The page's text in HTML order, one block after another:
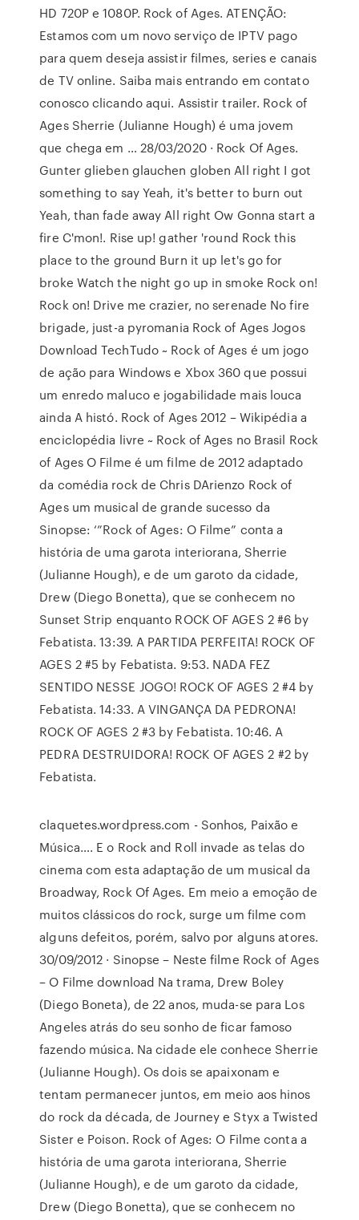
HD 720P e 1080P. Rock of Ages. ATENÇÃO:
Estamos com um novo serviço de IPTV pago
para quem deseja assistir filmes, series e canais
de TV online. Saiba mais entrando em contato
conosco clicando aqui. Assistir trailer. Rock of
Ages Sherrie (Julianne Hough) é uma jovem
que chega em … 28/03/2020 · Rock Of Ages.
Gunter glieben glauchen globen All right I got
something to say Yeah, it's better to burn out
Yeah, than fade away All right Ow Gonna start a
fire C'mon!. Rise up! gather 'round Rock this
place to the ground Burn it up let's go for
broke Watch the night go up in smoke Rock on!
Rock on! Drive me crazier, no serenade No fire
brigade, just-a pyromania Rock of Ages Jogos
Download TechTudo ~ Rock of Ages é um jogo
de ação para Windows e Xbox 360 que possui
um enredo maluco e jogabilidade mais louca
ainda A histó. Rock of Ages 2012 – Wikipédia a
enciclopédia livre ~ Rock of Ages no Brasil Rock
of Ages O Filme é um filme de 2012 adaptado
da comédia rock de Chris DArienzo Rock of
Ages um musical de grande sucesso da
Sinopse: ‘”Rock of Ages: O Filme” conta a
história de uma garota interiorana, Sherrie
(Julianne Hough), e de um garoto da cidade,
Drew (Diego Bonetta), que se conhecem no
Sunset Strip enquanto ROCK OF AGES 2 #6 by
Febatista. 13:39. A PARTIDA PERFEITA! ROCK OF
AGES 2 #5 by Febatista. 9:53. NADA FEZ
SENTIDO NESSE JOGO! ROCK OF AGES 2 #4 by
Febatista. 14:33. A VINGANÇA DA PEDRONA!
ROCK OF AGES 2 #3 by Febatista. 10:46. A
PEDRA DESTRUIDORA! ROCK OF AGES 2 #2 by
Febatista.
claquetes.wordpress.com - Sonhos, Paixão e
Música…. E o Rock and Roll invade as telas do
cinema com esta adaptação de um musical da
Broadway, Rock Of Ages. Em meio a emoção de
muitos clássicos do rock, surge um filme com
alguns defeitos, porém, salvo por alguns atores.
30/09/2012 · Sinopse – Neste filme Rock of Ages
– O Filme download Na trama, Drew Boley
(Diego Boneta), de 22 anos, muda-se para Los
Angeles atrás do seu sonho de ficar famoso
fazendo música. Na cidade ele conhece Sherrie
(Julianne Hough). Os dois se apaixonam e
tentam permanecer juntos, em meio aos hinos
do rock da década, de Journey e Styx a Twisted
Sister e Poison. Rock of Ages: O Filme conta a
história de uma garota interiorana, Sherrie
(Julianne Hough), e de um garoto da cidade,
Drew (Diego Bonetta), que se conhecem no